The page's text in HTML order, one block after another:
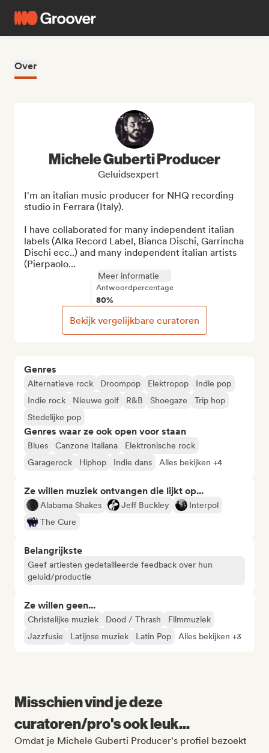
Over
Genres
Alternatieve rock Droompop Elektropop
Indie pop
Indie rock
Nieuwe golf R&B Shoegaze
Trip hop
Stedelijke pop
Genres waar ze ook open voor staan
Blues Canzone Italiana
Elektronische rock
Garagerock
Hiphop Indie dans Alles bekijken +4
Ze willen muziek ontvangen die lijkt op...
Alabama Shakes Jeff Buckley
Interpol
The Cure
Belangrijkste
Geef artiesten gedetailleerde feedback over hun
geluid/productie
Ze willen geen...
Christelijke muziek Dood / Thrash
Filmmuziek
Jazzfusie
Latijnse muziek Latin Pop Alles bekijken +3
Michele Guberti Producer
Geluidsexpert
I'm an italian music producer for NHQ recording
studio in Ferrara (Italy).
I have collaborated for many independent italian
labels (Alka Record Label, Bianca Dischi, Garrincha
Dischi ecc..) and many independent italian artists
(Pierpaolo...
Meer informatie
Antwoordpercentage
80%
Bekijk vergelijkbare curatoren
Misschien vind je deze
curatoren/pro's ook leuk...
Omdat je Michele Guberti Producer's profiel bezoekt